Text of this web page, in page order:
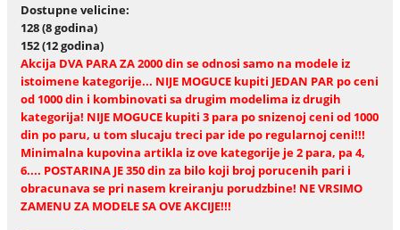
Dostupne velicine:
128 (8 godina)
152 (12 godina)
Akcija DVA PARA ZA 2000 din se odnosi samo na modele iz
istoimene kategorije... NIJE MOGUCE kupiti JEDAN PAR po ceni
od 1000 din i kombinovati sa drugim modelima iz drugih
kategorija! NIJE MOGUCE kupiti 3 para po snizenoj ceni od 1000
din po paru, u tom slucaju treci par ide po regularnoj ceni!!!
Minimalna kupovina artikla iz ove kategorije je 2 para, pa 4,
6.... POSTARINA JE 350 din za bilo koji broj porucenih pari i
obracunava se pri nasem kreiranju porudzbine! NE VRSIMO
ZAMENU ZA MODELE SA OVE AKCIJE!!!